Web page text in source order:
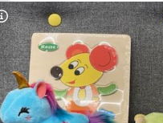
Untermenü
Untermenü
Untermenü
Copyright-Hinweis öffnen/